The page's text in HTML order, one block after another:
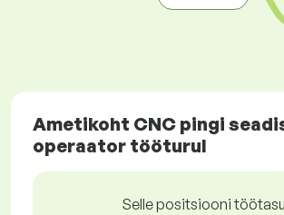
Ametikoht CNC pingi
operaator tööturul
Selle positsiooni töötasu